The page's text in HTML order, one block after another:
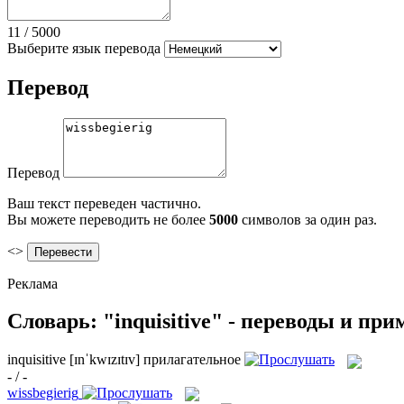
11 / 5000
Выберите язык перевода
Перевод
Перевод
Ваш текст переведен частично.
Вы можете переводить не более 5000 символов за один раз.
<>
Реклама
Словарь: "inquisitive" - переводы и
inquisitive [ɪnˈkwɪzɪtɪv] прилагательное
- / -
wissbegierig